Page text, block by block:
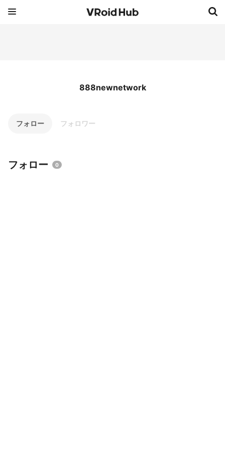
888newnetwork
フォロー フォロワー
フォロー 0